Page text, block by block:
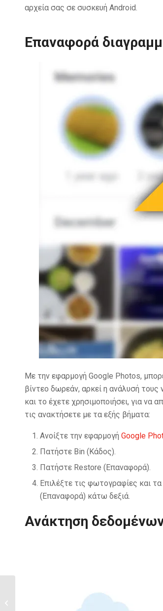
αρχεία σας σε συσκευή Android.
Επαναφορά
Με την εφαρμογή Google Photos,
βίντεο δωρεάν, αρκεί η ανάλυσή τους
και το έχετε χρησιμοποιήσει, για να
τις ανακτήσετε με τα εξής βήματα:
Ανοίξτε την εφαρμογή Google
Πατήστε Bin (Κάδος).
Πατήστε Restore (Επαναφορά).
Επιλέξτε τις φωτογραφίες και
(Επαναφορά) κάτω δεξιά.
Ανάκτηση